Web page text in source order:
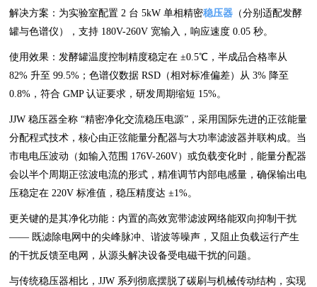
解决方案：为实验室配置 2 台 5kW 单相精密稳压器 （分别适配发酵
罐与色谱仪），支持 180V-260V 宽输入，响应速度 0.05 秒。
使用效果：发酵罐温度控制精度稳定在 ±0.5℃，半成品合格率从
82% 升至 99.5%；色谱仪数据 RSD（相对标准偏差）从 3% 降至
0.8%，符合 GMP 认证要求，研发周期缩短 15%。
JJW 稳压器全称 “精密净化交流稳压电源”，采用国际先进的正弦能量
分配程式技术，核心由正弦能量分配器与大功率滤波器并联构成。当
市电电压波动（如输入范围 176V-260V）或负载变化时，能量分配器
会以半个周期正弦波电流的形式，精准调节内部电感量，确保输出电
压稳定在 220V 标准值，稳压精度达 ±1%。
更关键的是其净化功能：内置的高效宽带滤波网络能双向抑制干扰
—— 既滤除电网中的尖峰脉冲、谐波等噪声，又阻止负载运行产生
的干扰反馈至电网，从源头解决设备受电磁干扰的问题。
与传统稳压器相比，JJW 系列彻底摆脱了碳刷与机械传动结构，实现